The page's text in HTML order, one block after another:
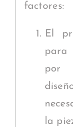
factores:
El
para
por
la